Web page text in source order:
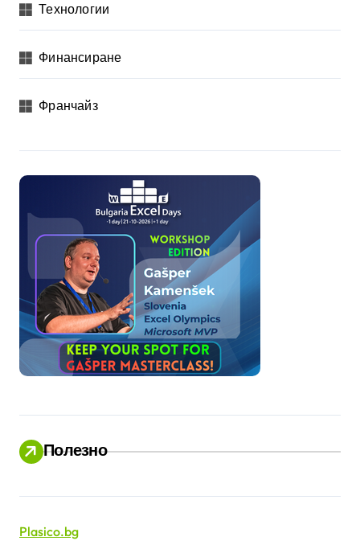
Технологии
Финансиране
Франчайз
Полезно
Plasico.bg